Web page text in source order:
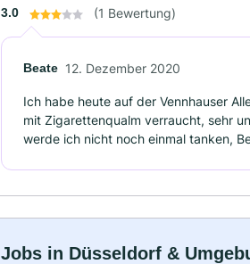
3.0 (1 Bewertung)
Beate 12. Dezember 2020
Ich habe heute auf der Vennhauser
mit Zigarettenqualm verraucht, sehr
werde ich nicht noch einmal tanken,
Jobs in Düsseldorf &